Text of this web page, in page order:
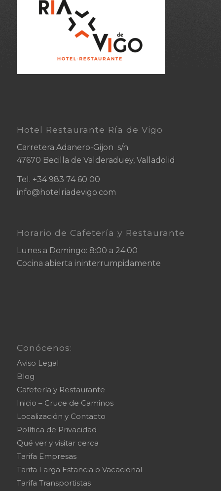
Hotel Restaurante Ría de Vigo
Carretera Adanero-Gijon s/n
47670 Becilla de Valderaduey, Valladolid
Tel. +34 983 74 60 00
info@hotelriadevigo.com
Horario de Cafetería y Restaurante
Lunes a Domingo: 8:00 a 24:00
Cocina abierta ininterrumpidamente
Conócenos:
Aviso Legal
Blog
Cafetería y Restaurante
Inicio – Cruce de Caminos
Localización y Contacto
Política de Privacidad
Qué ver y visitar cerca
Tarifa Empresas
Tarifa Larga Estancia o Vacacional
Tarifa Transportistas